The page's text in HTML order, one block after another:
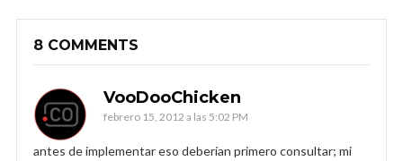
8 COMMENTS
VooDooChicken
febrero 15, 2012 a las 5:02 PM
antes de implementar eso deberían primero consultar; mi